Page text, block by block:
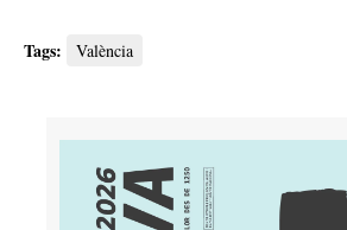
Tags: València